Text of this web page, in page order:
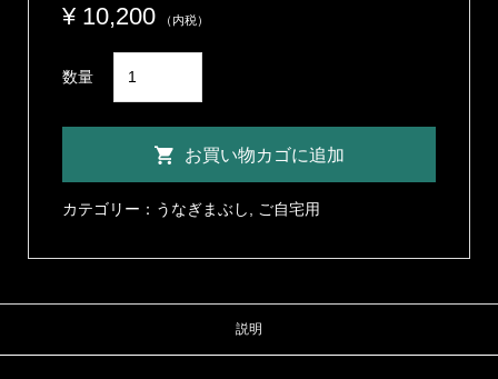
¥10,200 （内税）
数量
格
う
ま
お買い物カゴに追加
カテゴリー： うなぎまぶし ご自宅用
説明